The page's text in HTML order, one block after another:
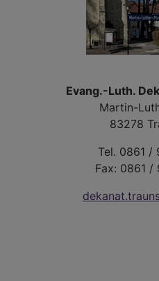
Evang.-Luth.
Martin-
83278
Tel. 0861 /
Fax: 0861